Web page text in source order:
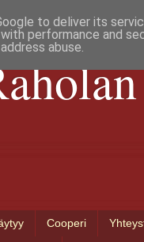
Cooperi
to deliver its
performance and
abuse.